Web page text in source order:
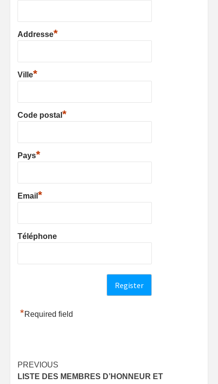
Addresse*
Ville*
Code postal *
Pays*
Email *
Téléphone
*Required field
Post
PREVIOUS
LISTE DES MEMBRES D’HONNEUR ET